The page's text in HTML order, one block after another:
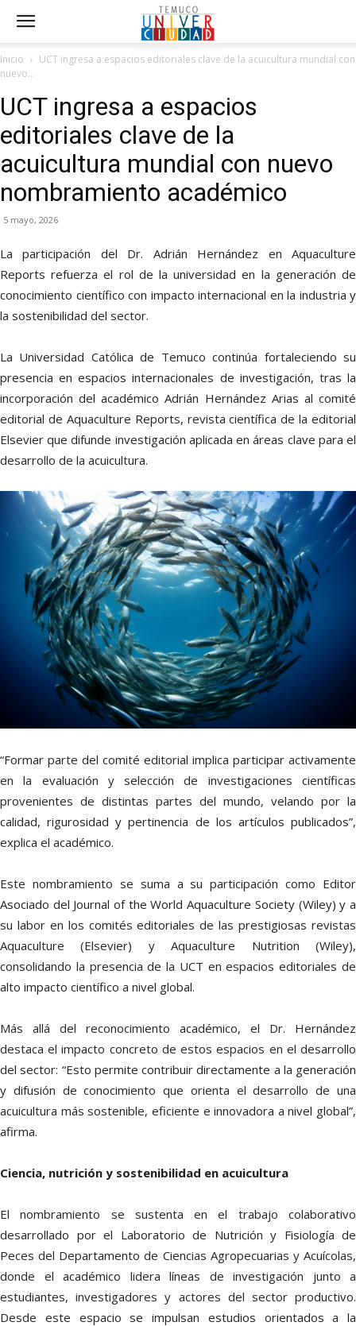
Inicio
UCT ingresa a espacios editoriales clave de la acuicultura mundial con
nuevo...
UCT ingresa a espacios
editoriales clave de la
acuicultura mundial con nuevo
nombramiento académico
5 mayo, 2026
La participación del Dr. Adrián Hernández en Aquaculture
Reports refuerza el rol de la universidad en la generación de
conocimiento científico con impacto internacional en la industria y
la sostenibilidad del sector.
La Universidad Católica de Temuco continúa fortaleciendo su
presencia en espacios internacionales de investigación, tras la
incorporación del académico Adrián Hernández Arias al comité
editorial de Aquaculture Reports, revista científica de la editorial
Elsevier que difunde investigación aplicada en áreas clave para el
desarrollo de la acuicultura.
“Formar parte del comité editorial implica participar activamente
en la evaluación y selección de investigaciones científicas
provenientes de distintas partes del mundo, velando por la
calidad, rigurosidad y pertinencia de los artículos publicados”,
explica el académico.
Este nombramiento se suma a su participación como Editor
Asociado del Journal of the World Aquaculture Society (Wiley) y a
su labor en los comités editoriales de las prestigiosas revistas
Aquaculture (Elsevier) y Aquaculture Nutrition (Wiley),
consolidando la presencia de la UCT en espacios editoriales de
alto impacto científico a nivel global.
Más allá del reconocimiento académico, el Dr. Hernández
destaca el impacto concreto de estos espacios en el desarrollo
del sector: “Esto permite contribuir directamente a la generación
y difusión de conocimiento que orienta el desarrollo de una
acuicultura más sostenible, eficiente e innovadora a nivel global”,
afirma.
Ciencia, nutrición y sostenibilidad en acuicultura
El nombramiento se sustenta en el trabajo colaborativo
desarrollado por el Laboratorio de Nutrición y Fisiología de
Peces del Departamento de Ciencias Agropecuarias y Acuícolas,
donde el académico lidera líneas de investigación junto a
estudiantes, investigadores y actores del sector productivo.
Desde este espacio se impulsan estudios orientados a la